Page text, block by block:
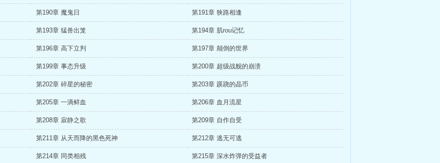
第190章 魔鬼日 第191章 狭路相逢
第193章 猛兽出笼 第194章 肌rou记忆
第196章 高下立判 第197章 颠倒的世界
第199章 事态升级 第200章 超级战舰的崩溃
第202章 碎星的秘密 第203章 蹊跷的晶币
第205章 一滴鲜血 第206章 血月流星
第208章 寂静之歌 第209章 自作自受
第211章 从天而降的黑色死神 第212章 逃无可逃
第214章 同类相残 第215章 深水炸弹的受益者